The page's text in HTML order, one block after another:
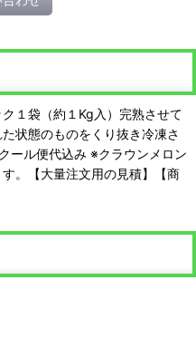
１袋（約１Kg入）完熟させて
状態のものをくり抜き冷凍さ
ール便代込み ※クラウンメロン
。【大量注文用の見積】【商